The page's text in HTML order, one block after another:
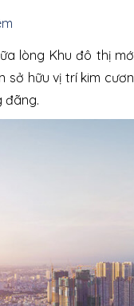
lòng Khu đô thị
sở hữu vị trí kim
đãng.